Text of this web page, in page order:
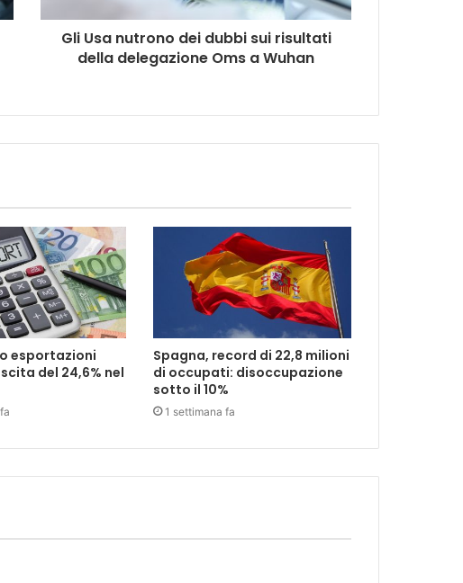
Gli Usa nutrono dei dubbi sui risultati
della delegazione Oms a Wuhan
esportazioni
del 24,6% nel
Spagna, record di 22,8 milioni
di occupati: disoccupazione
sotto il 10%
1 settimana fa